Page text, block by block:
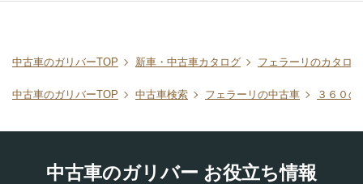
中古車のガリバーTOP 新車・中古車カタログ フェラーリのカタログ
中古車のガリバーTOP 中古車検索 フェラーリの中古車 ３６０の
中古車のガリバー お役立ち情報